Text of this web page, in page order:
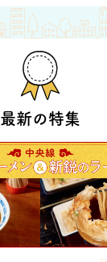
最新の特集